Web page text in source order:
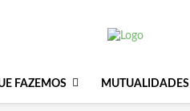
FAZEMOS MUTUALIDADES